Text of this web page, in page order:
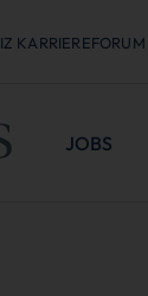
IZ KARRIEREFORUM
JOBS